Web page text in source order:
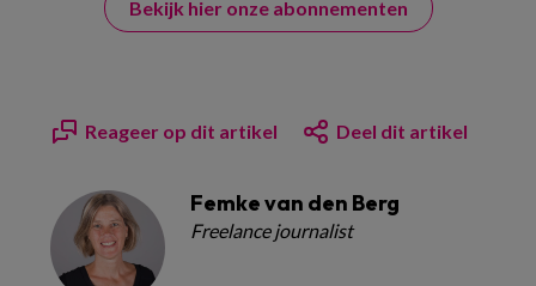
Bekijk hier onze abonnementen
Reageer op dit artikel Deel dit artikel
Femke van den Berg
Freelance journalist